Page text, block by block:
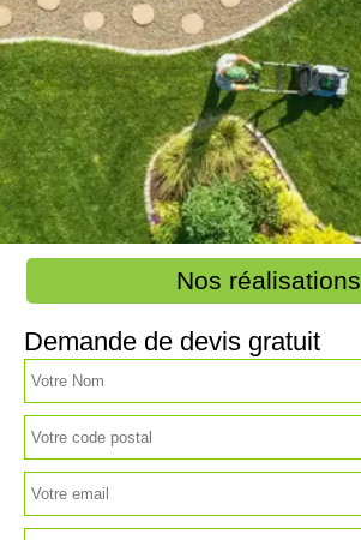
Nos réalisations
Demande de devis gratuit